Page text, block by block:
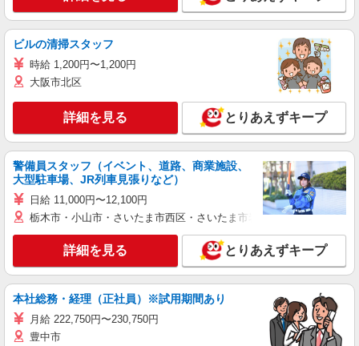
ビルの清掃スタッフ
時給 1,200円〜1,200円
大阪市北区
詳細を見る とりあえずキープ
警備員スタッフ（イベント、道路、商業施設、
大型駐車場、JR列車見張りなど）
日給 11,000円〜12,100円
栃木市・小山市・さいたま市西区・さいたま市岩槻区・久喜市・蓮田
詳細を見る とりあえずキープ
本社総務・経理（正社員）※試用期間あり
月給 222,750円〜230,750円
豊中市